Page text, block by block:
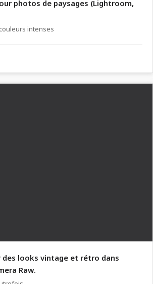
photos de paysages (Lightroom,
intenses
des looks vintage et rétro dans
Raw.